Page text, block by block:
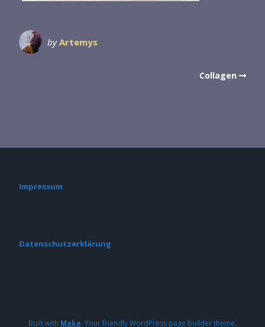
byArtemys
Collagen
Impressum
Datenschutzerklärung
Built with Make. Your friendly WordPress page builder theme.